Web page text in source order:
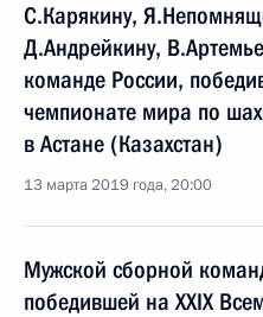
С.Карякину,
Д.Андрейкину,
команде России,
чемпионате мира по
в Астане (Казахстан)
13 марта 2019 года, 20:00
Мужской сборной
победившей на XXIX